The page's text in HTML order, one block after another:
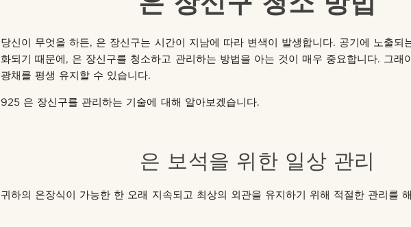
당신이 무엇을 하든, 은 장신구는 시간이 지남에 따라 변색이 발생합니다. 공기에 노출되
화되기 때문에, 은 장신구를 청소하고 관리하는 방법을 아는 것이 매우 중요합니다. 그래
광채를 평생 유지할 수 있습니다.
925 은 장신구를 관리하는 기술에 대해 알아보겠습니다.
은 보석을 위한 일상 관리
귀하의 은장식이 가능한 한 오래 지속되고 최상의 외관을 유지하기 위해 적절한 관리를